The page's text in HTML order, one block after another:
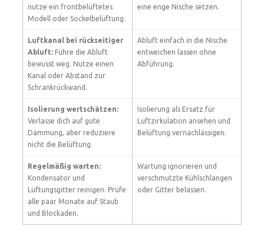
nutze ein frontbelüftetes
Modell oder Sockelbelüftung.
eine enge Nische setzen.
Luftkanal bei rückseitiger
Abluft: Führe die Abluft
bewusst weg. Nutze einen
Kanal oder Abstand zur
Schrankrückwand.
Abluft einfach in die Nische
entweichen lassen ohne
Abführung.
Isolierung wertschätzen:
Verlasse dich auf gute
Dämmung, aber reduziere
nicht die Belüftung.
Isolierung als Ersatz für
Luftzirkulation ansehen und
Belüftung vernachlässigen.
Regelmäßig warten:
Kondensator und
Lüftungsgitter reinigen. Prüfe
alle paar Monate auf Staub
und Blockaden.
Wartung ignorieren und
verschmutzte Kühlschlangen
oder Gitter belassen.